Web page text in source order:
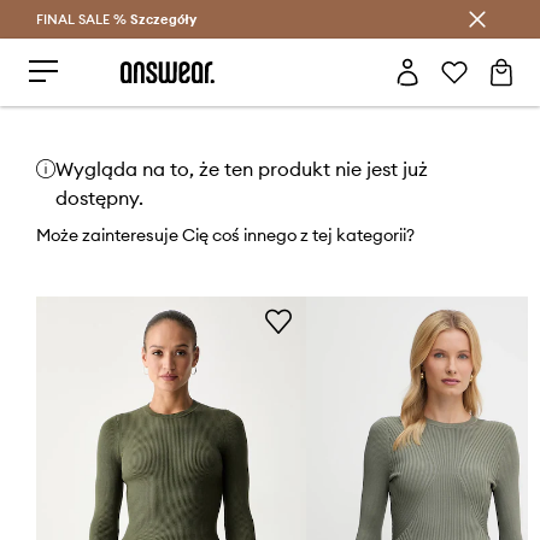
Oszczędzaj z Answear Club >
FINAL SALE % Szczegóły
Wygląda na to, że ten produkt nie jest już
dostępny.
Może zainteresuje Cię coś innego z tej kategorii?